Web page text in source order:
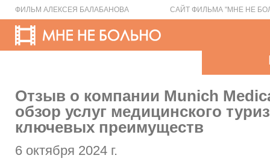
ФИЛЬМ АЛЕКСЕЯ БАЛАБАНОВА САЙТ ФИЛЬМА "МНЕ НЕ
Отзыв о компании Munich
обзор услуг медицинского
ключевых преимуществ
6 октября 2024 г.